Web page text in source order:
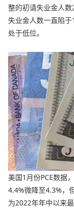
整的初请失业金人
失业金人数一直陷
处于低位。
美国1月份PCE数据
4.4%微降至4.3%，
为2022年年中以来